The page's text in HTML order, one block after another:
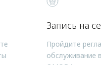
Запись на
Пройдите
обслуживание